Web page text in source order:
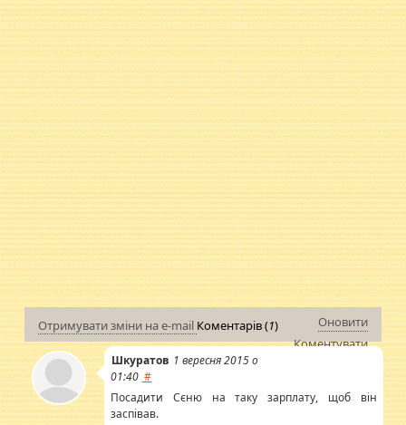
Отримувати зміни на e-mail Коментарів (1)
Оновити
Коментувати
Шкуратов 1 вересня 2015 о
01:40 #
Посадити Сєню на таку зарплату, щоб він
заспівав.